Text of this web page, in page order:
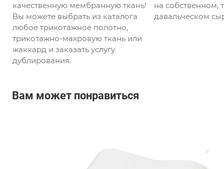
качественную мембранную ткань!
Вы можете выбрать из каталога
любое трикотажное полотно,
трикотажно-махровую ткань или
жаккард и заказать услугу
дублирования.
на собственном,
давальческом
Вам может понравиться